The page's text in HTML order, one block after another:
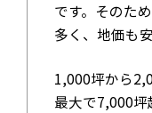
です。そのた
多く、地価も
1,000坪から
最大で7,000坪